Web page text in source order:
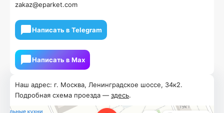
Наш адрес: г. Москва, Ленинградское шоссе, 34к2.
Подробная схема проезда — здесь.
zakaz@eparket.com
Написать в Telegram
Написать в Мах